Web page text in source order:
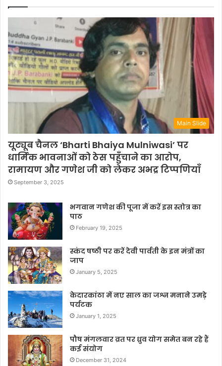
Main Slide
यूट्यूब चैनल ‘Bharti Bhaiya Mulniwasi’ पर
धार्मिक भावनाओं को ठेस पहुँचाने का आरोप,
रामायण और गणेश जी को लेकर अभद्र टिप्पणियाँ
September 3, 2025
भगवान गणेश की पूजा में करें इस स्तोत्र का
पाठ
February 19, 2025
स्कंद षष्ठी पर करें देवी पार्वती के इन मंत्रों का
जाप
January 5, 2025
केदारकांठा में नए साल का जश्न मनाने उमड़े
पर्यटक
January 1, 2025
पौष मंगलवार व्रत पर ध्रुव योग समेत बन रहे हैं
कई संयोग
December 31, 2024